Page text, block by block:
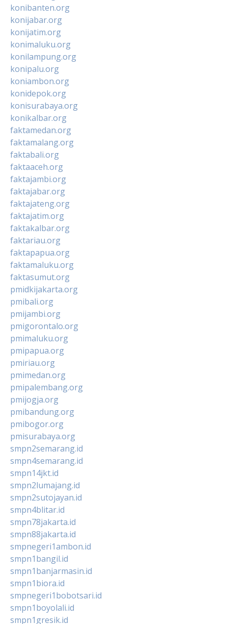
konibanten.org
konijabar.org
konijatim.org
konimaluku.org
konilampung.org
konipalu.org
koniambon.org
konidepok.org
konisurabaya.org
konikalbar.org
faktamedan.org
faktamalang.org
faktabali.org
faktaaceh.org
faktajambi.org
faktajabar.org
faktajateng.org
faktajatim.org
faktakalbar.org
faktariau.org
faktapapua.org
faktamaluku.org
faktasumut.org
pmidkijakarta.org
pmibali.org
pmijambi.org
pmigorontalo.org
pmimaluku.org
pmipapua.org
pmiriau.org
pmimedan.org
pmipalembang.org
pmijogja.org
pmibandung.org
pmibogor.org
pmisurabaya.org
smpn2semarang.id
smpn4semarang.id
smpn14jkt.id
smpn2lumajang.id
smpn2sutojayan.id
smpn4blitar.id
smpn78jakarta.id
smpn88jakarta.id
smpnegeri1ambon.id
smpn1bangil.id
smpn1banjarmasin.id
smpn1biora.id
smpnegeri1bobotsari.id
smpn1boyolali.id
smpn1gresik.id